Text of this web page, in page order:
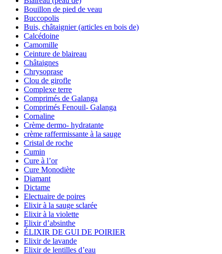
Bouillon de pied de veau
Buccopolis
Buis, châtaignier (articles en bois de)
Calcédoine
Camomille
Ceinture de blaireau
Châtaignes
Chrysoprase
Clou de girofle
Complexe terre
Comprimés de Galanga
Comprimés Fenouil- Galanga
Cornaline
Crème dermo- hydratante
crème raffermissante à la sauge
Cristal de roche
Cumin
Cure à l’or
Cure Monodiète
Diamant
Dictame
Electuaire de poires
Elixir à la sauge sclarée
Elixir à la violette
Elixir d’absinthe
ÉLIXIR DE GUI DE POIRIER
Elixir de lavande
Elixir de lentilles d’eau